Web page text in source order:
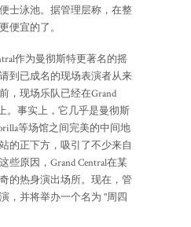
士泳池。据管理层称，在整
便宜的了。
作为曼彻斯特更著名的摇
到已成名的现场表演者从来
，现场乐队已经在Grand
。事实上，它几乎是曼彻斯
等场馆之间完美的中间地
的正下方，吸引了不少来自
些原因，Grand Central在某
的热身演出场所。现在，管
，并将举办一个名为 "周四